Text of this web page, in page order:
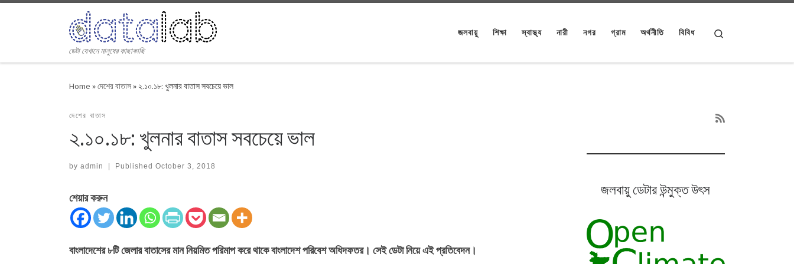
ডেটা যেখানে মানুষের কাছাকাছি
জলবায়ু শিক্ষা স্বাস্থ্য নারী নগর গ্রাম অর্থনীতি বিবিধ
Home »দেশের বাতাস»২.১০.১৮: খুলনার বাতাস সবচেয়ে ভাল
দেশের বাতাস
২.১০.১৮: খুলনার বাতাস সবচেয়ে ভাল
by admin | Published October 3, 2018
শেয়ার করুন
বাংলাদেশের ৮টি জেলার বাতাসের মান নিয়মিত পরিমাপ করে থাকে বাংলাদেশ পরিবেশ অধিদফতর। সেই ডেটা নিয়ে এই প্রতিবেদন।
জলবায়ু ডেটার উন্মুক্ত উৎস